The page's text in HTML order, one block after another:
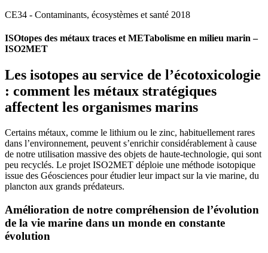
CE34 - Contaminants, écosystèmes et santé 2018
ISOtopes des métaux traces et METabolisme en milieu marin –
ISO2MET
Les isotopes au service de l’écotoxicologie
: comment les métaux stratégiques
affectent les organismes marins
Certains métaux, comme le lithium ou le zinc, habituellement rares
dans l’environnement, peuvent s’enrichir considérablement à cause
de notre utilisation massive des objets de haute-technologie, qui sont
peu recyclés. Le projet ISO2MET déploie une méthode isotopique
issue des Géosciences pour étudier leur impact sur la vie marine, du
plancton aux grands prédateurs.
Amélioration de notre compréhension de l’évolution
de la vie marine dans un monde en constante
évolution